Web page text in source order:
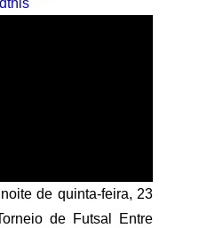
de quinta-feira, 23
de Futsal Entre